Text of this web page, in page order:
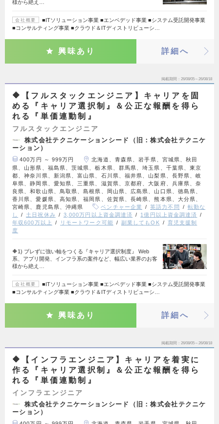
様から絶え…
会社概要
■ITソリューション事業 ■エンベデッド事業 ■システム受託開発事業
■コンサルティング事業 ■クラウド＆ITディストリビューシ…
興味あり 詳細へ
掲載期間 26/08/05～26/08/18
🔶【フルスタックエンジニア】キャリアを固
める『キャリア選択制』＆公正な報酬を得ら
れる『単価連動制』
フルスタックエンジニア
株式会社テクニケーションシード（旧：株式会社テクニケ
ーション）
400万円 ～ 999万円
北海道、青森県、岩手県、宮城県、秋田
県、山形県、福島県、茨城県、栃木県、群馬県、埼玉県、千葉県、東京
都、神奈川県、新潟県、富山県、石川県、福井県、山梨県、長野県、岐
阜県、静岡県、愛知県、三重県、滋賀県、京都府、大阪府、兵庫県、奈
良県、和歌山県、鳥取県、島根県、岡山県、広島県、山口県、徳島県、
香川県、愛媛県、高知県、福岡県、佐賀県、長崎県、熊本県、大分県、
宮崎県、鹿児島県、沖縄県
ベンチャー企業 英語力不問
転勤な
し
土日祝休み 3,000万円以上資金調達済
1億円以上資金調達済
年収600万以上
リモートワーク可能 副業してもOK
育児支援制
度
🔶1) ブレずに強い軸をつくる『キャリア選択制度』 Web
系、アプリ開発、インフラ系の案件など、幅広い業界のお客
様から絶え…
会社概要
■ITソリューション事業 ■エンベデッド事業 ■システム受託開発事業
■コンサルティング事業 ■クラウド＆ITディストリビューシ…
興味あり 詳細へ
掲載期間 26/08/05～26/08/18
🔶【インフラエンジニア】キャリアを着実に
作る『キャリア選択制』＆公正な報酬を得ら
れる『単価連動制』
インフラエンジニア
株式会社テクニケーションシード（旧：株式会社テクニケ
ーション）